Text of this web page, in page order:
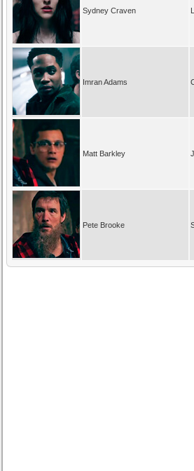
Sydney Craven
Imran Adams
Matt Barkley
Pete Brooke